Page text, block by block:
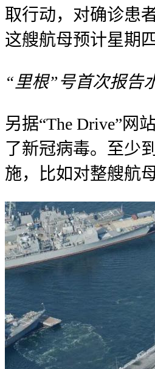
取行动，对确诊患
这艘航母预计星期
“里根”号首次报告
另据“The Drive”网
了新冠病毒。至少
施，比如对整艘航